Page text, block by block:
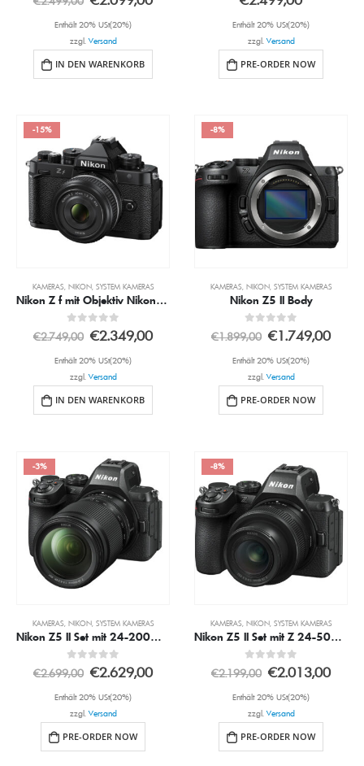
Enthält 20% USt(20%)
zzgl.Versand
IN DEN WARENKORB
Enthält 20% USt(20%)
zzgl.Versand
PRE-ORDER NOW
-15%
KAMERAS, NIKON, SYSTEM KAMERAS
Nikon Z f mit Objektiv Nikon Z 40mm 2.0 (SE)
0out of 5
€2.749,00 €2.349,00
Enthält 20% USt(20%)
zzgl.Versand
IN DEN WARENKORB
-8%
KAMERAS, NIKON, SYSTEM KAMERAS
Nikon Z5 II Body
0out of 5
€1.899,00 €1.749,00
Enthält 20% USt(20%)
zzgl.Versand
PRE-ORDER NOW
-3%
KAMERAS NIKON, SYSTEM KAMERAS
Nikon Z5 II Set mit 24-200mm 4.0-6.3 VR Obj.
0 out of 5
€2.699,00 €2.629,00
Enthält 20% USt(20%)
zzgl.Versand
PRE-ORDER NOW
-8%
KAMERAS NIKON, SYSTEM KAMERAS
Nikon Z5 II Set mit Z 24-50mm 4.0-6.3
0 out of 5
€2.199,00 €2.013,00
Enthält 20% USt(20%)
zzgl.Versand
PRE-ORDER NOW